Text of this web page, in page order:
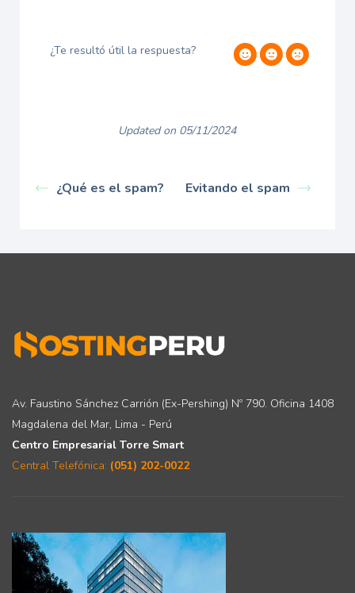
¿Te resultó útil la respuesta?
Updated on 05/11/2024
¿Qué es el spam? Evitando el spam
Av. Faustino Sánchez Carrión (Ex-Pershing) Nº 790. Oficina 1408
Magdalena del Mar, Lima - Perú
Centro Empresarial Torre Smart
Central Telefónica: (051) 202-0022